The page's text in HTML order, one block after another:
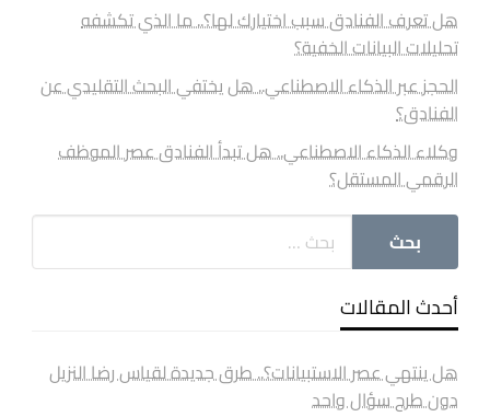
هل تعرف الفنادق سبب اختيارك لها؟.. ما الذي تكشفه
تحليلات البيانات الخفية؟
الحجز عبر الذكاء الاصطناعي.. هل يختفي البحث التقليدي عن
الفنادق؟
وكلاء الذكاء الاصطناعي.. هل تبدأ الفنادق عصر الموظف
الرقمي المستقل؟
أحدث المقالات
هل ينتهي عصر الاستبيانات؟.. طرق جديدة لقياس رضا النزيل
دون طرح سؤال واحد